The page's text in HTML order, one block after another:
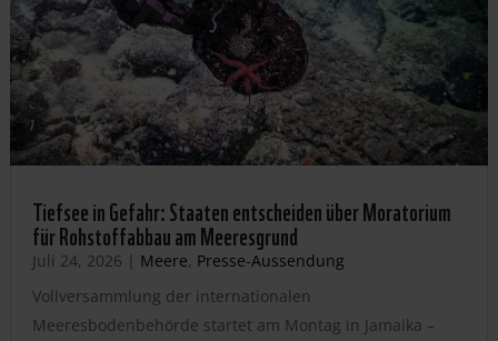
Tiefsee in Gefahr: Staaten entscheiden über Moratorium
für Rohstoffabbau am Meeresgrund
Juli 24, 2026 | Meere, Presse-Aussendung
Vollversammlung der internationalen
Meeresbodenbehörde startet am Montag in Jamaika –